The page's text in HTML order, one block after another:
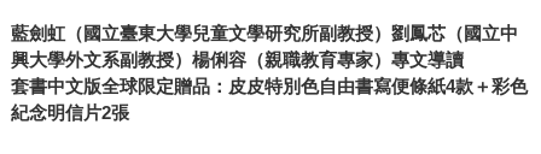
藍劍虹（國立臺東大學兒童文學研究所副教授）劉鳳芯（國立中
興大學外文系副教授）楊俐容（親職教育專家）專文導讀
套書中文版全球限定贈品：皮皮特別色自由書寫便條紙4款＋彩色
紀念明信片2張